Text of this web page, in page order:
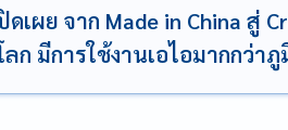
เผย จาก Made in China สู่
ก มีการใช้งานเอไอมากกว่า